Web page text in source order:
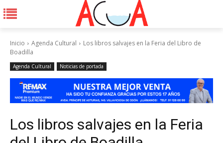
Inicio Agenda Cultural
Los libros salvajes en la Feria del Libro de
Boadilla
Agenda Cultural Noticias de portada
Los libros salvajes en la Feria